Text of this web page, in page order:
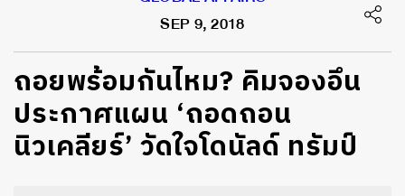
SEP 9, 2018
ถอยพร้อมกันไหม? คิมจองอึน
ประกาศแผน ‘ถอดถอน
นิวเคลียร์’ วัดใจโดนัลด์ ทรัมป์